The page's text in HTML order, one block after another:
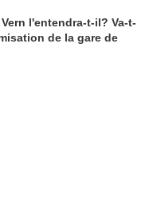
l'entendra-t-il? Va-t-
de la gare de